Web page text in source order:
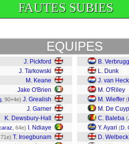
FAUTES SUBIES
EQUIPES
J. Pickford
J. Tarkowski
M. Keane
Jake O'Brien
, 90+4e) J. Grealish
J. Garner
K. Dewsbury-Hall
, 64e) I. Ndiaye
, 71e) T. Iroegbunam
B.
L. Dunk
J. van
M. O'Riley
M. Wieffer (
M. De
C. Baleba (
Y. Ayari (D.
D. Welbeck